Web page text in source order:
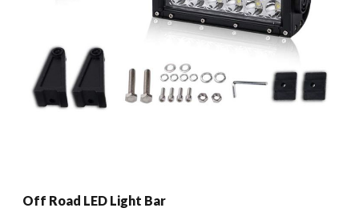
Off Road LED Light Bar